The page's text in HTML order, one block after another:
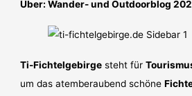
Über: Wander- und Outdoorblog
Ti-Fichtelgebirge steht für
um das atemberaubend schöne